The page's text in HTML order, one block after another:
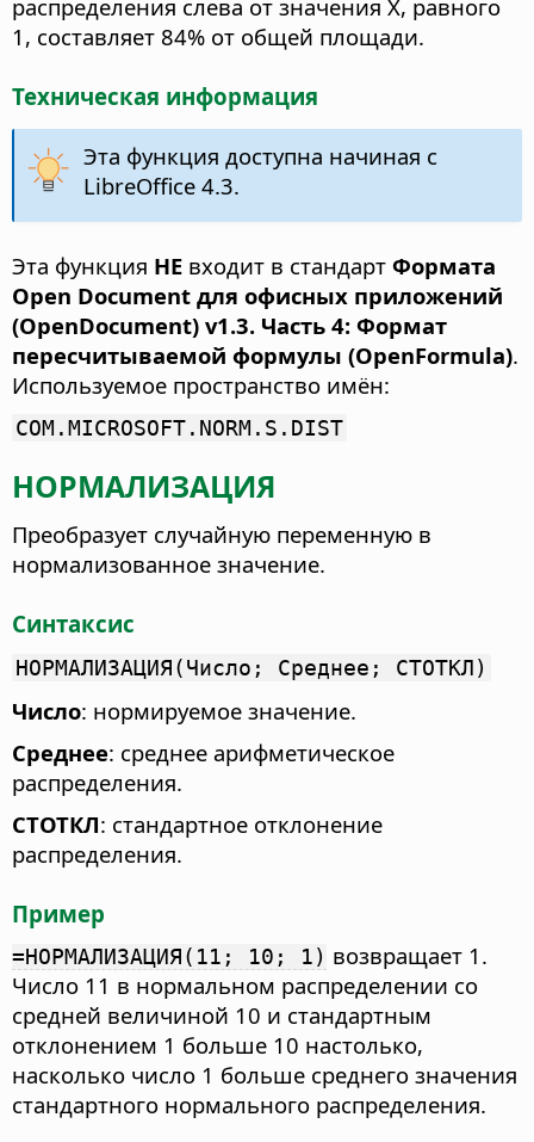
распределения слева от значения Х, равного
1, составляет 84% от общей площади.
Техническая информация
Эта функция доступна начиная с
LibreOffice 4.3.
Эта функция НЕ входит в стандарт Формата
Open Document для офисных приложений
(OpenDocument) v1.3. Часть 4: Формат
пересчитываемой формулы (OpenFormula).
Используемое пространство имён:
COM.MICROSOFT.NORM.S.DIST
НОРМАЛИЗАЦИЯ
Преобразует случайную переменную в
нормализованное значение.
Синтаксис
НОРМАЛИЗАЦИЯ(Число; Среднее; СТОТКЛ)
Число: нормируемое значение.
Среднее: среднее арифметическое
распределения.
СТОТКЛ: стандартное отклонение
распределения.
Пример
=НОРМАЛИЗАЦИЯ(11; 10; 1) возвращает 1.
Число 11 в нормальном распределении со
средней величиной 10 и стандартным
отклонением 1 больше 10 настолько,
насколько число 1 больше среднего значения
стандартного нормального распределения.